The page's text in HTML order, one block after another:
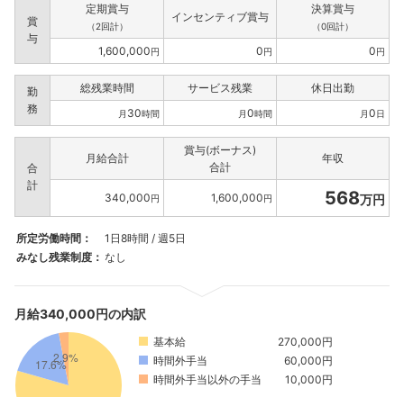
賞
与
定期賞与
（2回計）
インセンティブ賞与
決算賞与
（0回計）
1,600,000円 0円 0円
勤
務
総残業時間 サービス残業 休日出勤
月 30時間 月0時間 月0日
合
計
月給合計
賞与(ボーナス)
合計
年収
340,000円 1,600,000円 568万円
所定労働時間：
1日8時間 / 週5日
みなし残業制度： なし
月給340,000円の内訳
基本給
270,000円
時間外手当
60,000円
時間外手当以外の手当
10,000円